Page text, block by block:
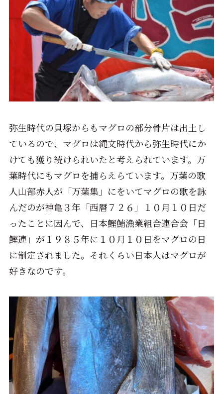
弥生時代の貝塚からもマグロの部分骨片は出土し
ているので、マグロは縄文時代から弥生時代にか
けても獲り続けられいたと考えられています。万
葉時代にもマグロを捕らえらています。万葉の歌
人山部赤人が「万葉集」にをいてマグロの歌を詠
んだのが神亀３年「西暦７２６」１０月１０日だ
ったことに因んで、日本鰹鮪漁業組合連合会「日
鰹連」が１９８５年に１０月１０日をマグロの日
に制定されました。それくらい日本人はマグロが
好きなのです。